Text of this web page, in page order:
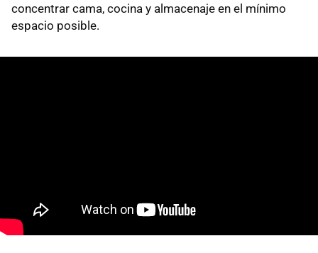
concentrar cama, cocina y almacenaje en el mínimo
espacio posible.